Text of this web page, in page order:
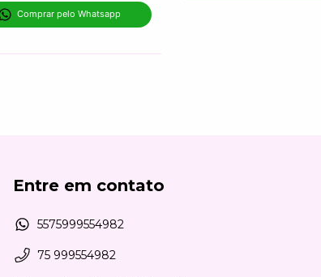
Comprar pelo Whatsapp
Entre em contato
5575999554982
75 999554982